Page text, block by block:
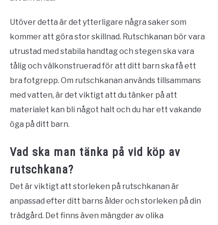
Utöver detta är det ytterligare några saker som
kommer att göra stor skillnad. Rutschkanan bör vara
utrustad med stabila handtag och stegen ska vara
tålig och välkonstruerad för att ditt barn ska få ett
bra fotgrepp. Om rutschkanan används tillsammans
med vatten, är det viktigt att du tänker på att
materialet kan bli något halt och du har ett vakande
öga på ditt barn.
Vad ska man tänka på vid köp av
rutschkana?
Det är viktigt att storleken på rutschkanan är
anpassad efter ditt barns ålder och storleken på din
trädgård. Det finns även mängder av olika